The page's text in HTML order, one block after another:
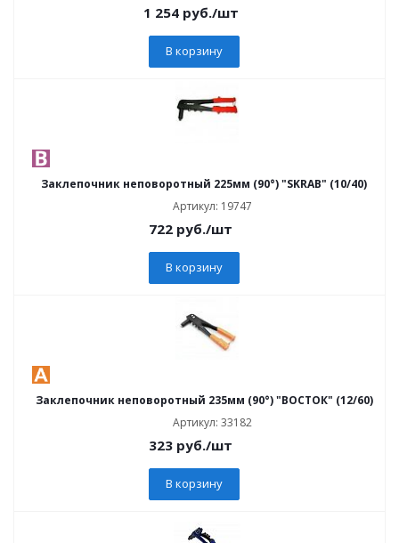
1 254руб./шт
В корзину
Заклепочник неповоротный 225мм (90°) "SKRAB" (10/40)
Артикул: 19747
722 руб./шт
В корзину
Заклепочник неповоротный 235мм (90°) "ВОСТОК" (12/60)
Артикул: 33182
323 руб./шт
В корзину